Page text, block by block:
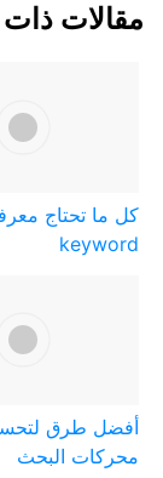
مقالات
كل ما تحتاج
keyword
أفضل طرق
محركات البحث